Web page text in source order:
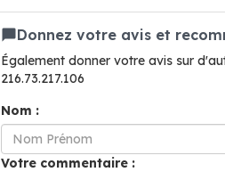
Donnez votre avis et
Également donner votre avis sur
216.73.217.106
Nom :
Votre commentaire :